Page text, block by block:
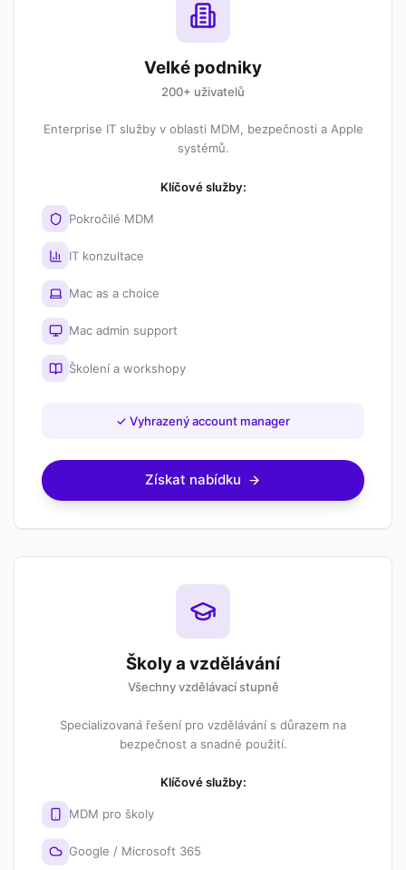
Velké podniky
200+ uživatelů
Enterprise IT služby v oblasti MDM, bezpečnosti a Apple
systémů.
Klíčové služby:
Pokročilé MDM
IT konzultace
Mac as a choice
Mac admin support
Školení a workshopy
✓ Vyhrazený account manager
Získat nabídku
Školy a vzdělávání
Všechny vzdělávací stupně
Specializovaná řešení pro vzdělávání s důrazem na
bezpečnost a snadné použití.
Klíčové služby:
MDM pro školy
Google / Microsoft 365